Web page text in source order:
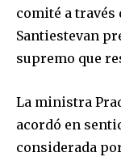
comité a través
Santiestevan
supremo que
La ministra
acordó en
considerada